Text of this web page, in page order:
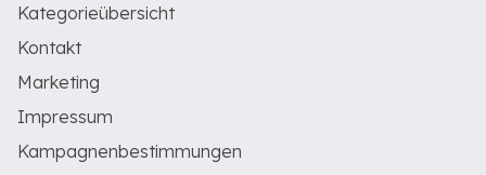
Kategorieübersicht
Kontakt
Marketing
Impressum
Kampagnenbestimmungen